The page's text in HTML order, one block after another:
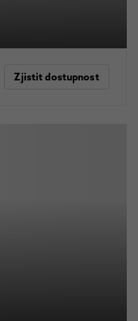
Zjistit dostupnost